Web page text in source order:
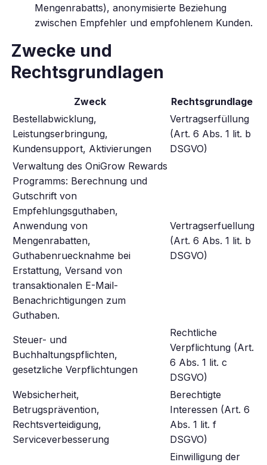
Mengenrabatts), anonymisierte Beziehung
zwischen Empfehler und empfohlenem Kunden.
Zwecke und
Rechtsgrundlagen
Zweck
Rechtsgrundlage
Bestellabwicklung,
Leistungserbringung,
Kundensupport, Aktivierungen
Vertragserfüllung
(Art. 6 Abs. 1 lit. b
DSGVO)
Verwaltung des OniGrow Rewards
Programms: Berechnung und
Gutschrift von
Empfehlungsguthaben,
Anwendung von
Mengenrabatten,
Guthabenruecknahme bei
Erstattung, Versand von
transaktionalen E-Mail-
Benachrichtigungen zum
Guthaben.
Vertragserfuellung
(Art. 6 Abs. 1 lit. b
DSGVO)
Steuer- und
Buchhaltungspflichten,
gesetzliche Verpflichtungen
Rechtliche
Verpflichtung (Art.
6 Abs. 1 lit. c
DSGVO)
Websicherheit,
Betrugsprävention,
Rechtsverteidigung,
Serviceverbesserung
Berechtigte
Interessen (Art. 6
Abs. 1 lit. f
DSGVO)
Einwilligung der